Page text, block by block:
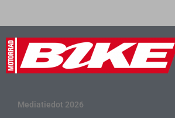
Mediatiedot 2026